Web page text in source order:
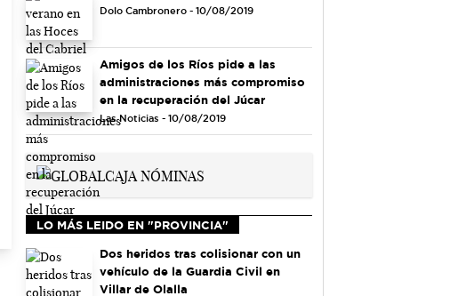
Dolo Cambronero - 10/08/2019
Amigos de los Ríos pide a las
administraciones más compromiso
en la recuperación del Júcar
Las Noticias - 10/08/2019
LO MÁS LEIDO EN "PROVINCIA"
Dos heridos tras colisionar con un
vehículo de la Guardia Civil en
Villar de Olalla